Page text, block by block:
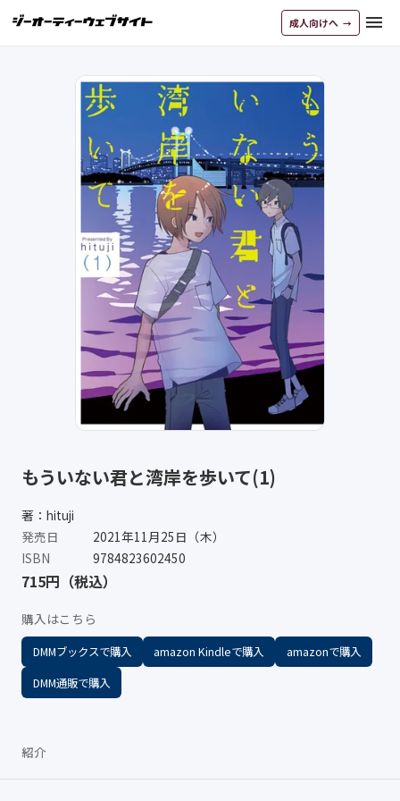
成人向けへ menu
もういない君と湾岸を歩いて(1)
著：hituji
発売日
2021年11月25日（木）
ISBN
9784823602450
715円（税込）
購入はこちら
DMMブックスで購入 amazon Kindleで購入
amazonで購入
DMM通販で購入
紹介